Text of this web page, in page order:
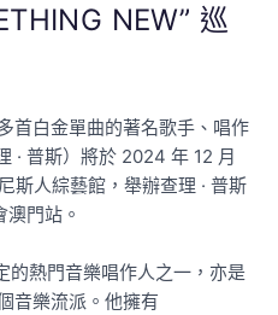
NEW” 巡
首白金單曲的著名歌手、唱作
· 普斯）將於 2024 年 12 月
斯人綜藝館，舉辦查理 · 普斯
門站。
的熱門音樂唱作人之一，亦是
音樂流派。他擁有